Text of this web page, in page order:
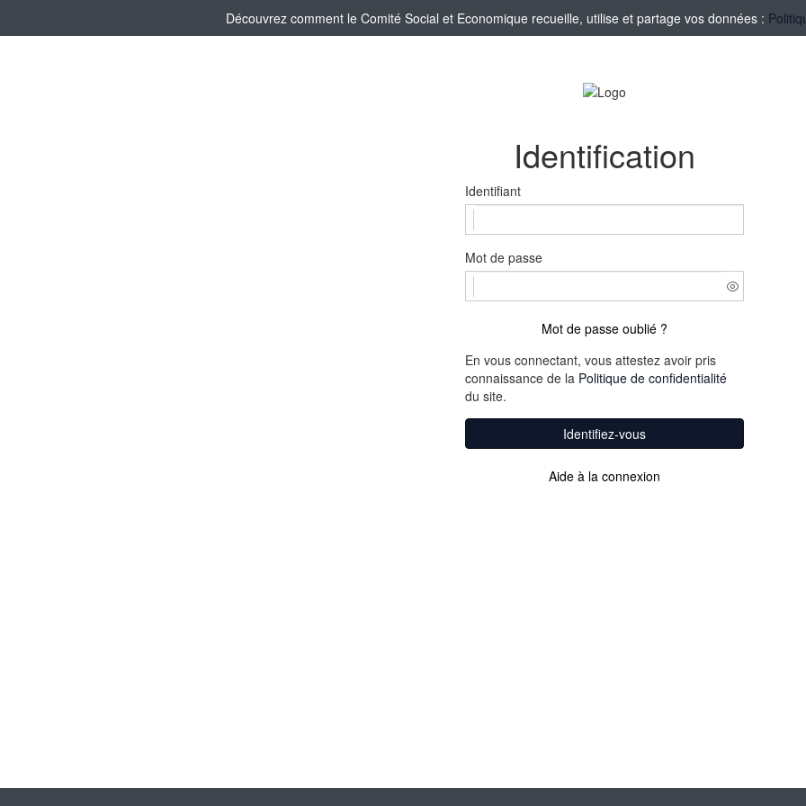
Découvrez comment le Comité Social et Economique recueille, utilise et partage vos données :
Identification
Identifiant
Mot de passe
Mot de passe oublié ?
En vous connectant, vous attestez avoir pris
connaissance de la Politique de confidentialité
du site.
Identifiez-vous
Aide à la connexion